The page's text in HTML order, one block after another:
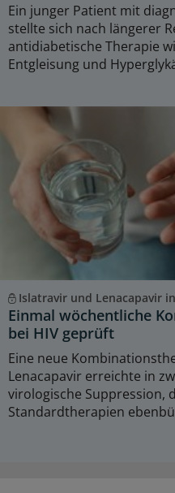
Ein junger Patient mit
stellte sich nach längerer
antidiabetische Therapie
Entgleisung und
Islatravir und Lenacapavir
Einmal wöchentliche
bei HIV geprüft
Eine neue
Lenacapavir erreichte in
virologische Suppression,
Standardtherapien